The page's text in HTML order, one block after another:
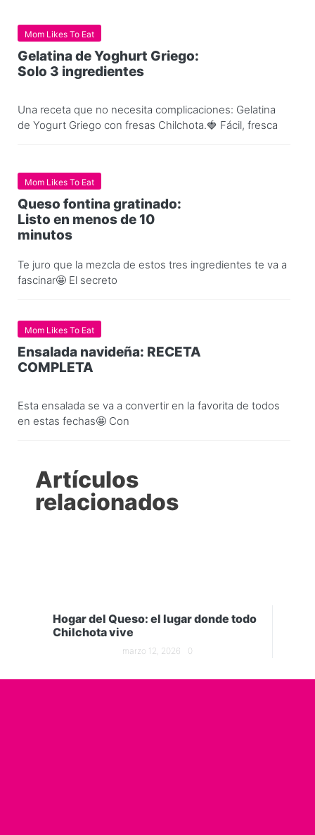
Mom Likes To Eat
Gelatina de Yoghurt Griego:
Solo 3 ingredientes
Una receta que no necesita complicaciones: Gelatina
de Yogurt Griego con fresas Chilchota.🍓 Fácil, fresca
Mom Likes To Eat
Queso fontina gratinado:
Listo en menos de 10
minutos
Te juro que la mezcla de estos tres ingredientes te va a
fascinar🤩 El secreto
Mom Likes To Eat
Ensalada navideña: RECETA
COMPLETA
Esta ensalada se va a convertir en la favorita de todos
en estas fechas🤩 Con
Artículos
relacionados
Hogar del Queso: el lugar donde todo
Chilchota vive
marzo 12, 2026 0